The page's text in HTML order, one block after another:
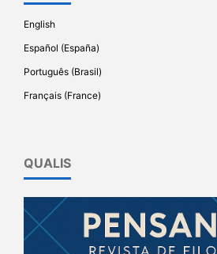
English
Español (España)
Português (Brasil)
Français (France)
QUALIS